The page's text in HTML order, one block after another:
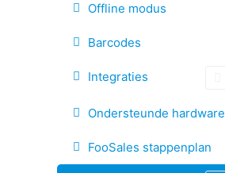
Offline modus
Barcodes
Integraties
Ondersteunde hardware
FooSales stappenplan